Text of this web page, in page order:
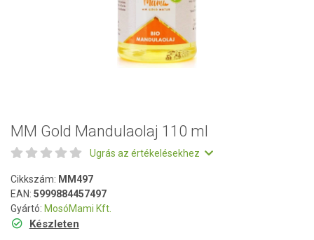
MM Gold Mandulaolaj 110 ml
Ugrás az értékelésekhez
Cikkszám: MM497
EAN: 5999884457497
Gyártó: MosóMami Kft.
Készleten